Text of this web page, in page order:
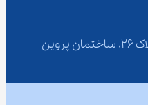
تهران، میدان عطار، خیابان عطار، پلاک 26، ساختمان پروین